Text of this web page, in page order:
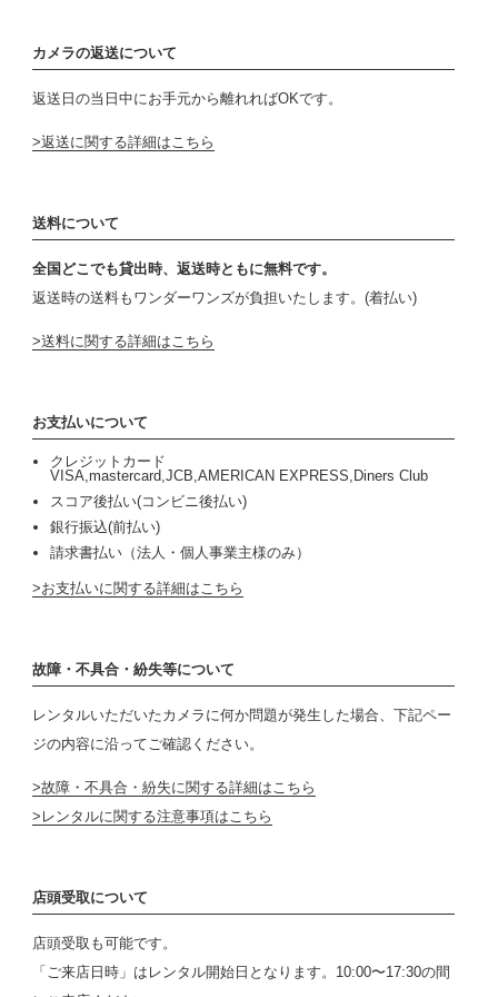
カメラの返送について
返送日の当日中にお手元から離れればOKです。
返送に関する詳細はこちら
送料について
全国どこでも貸出時、返送時ともに無料です。
返送時の送料もワンダーワンズが負担いたします。(着払い)
送料に関する詳細はこちら
お支払いについて
クレジットカード
VISA,mastercard,JCB,AMERICAN EXPRESS,Diners Club
スコア後払い(コンビニ後払い)
銀行振込(前払い)
請求書払い（法人・個人事業主様のみ）
お支払いに関する詳細はこちら
故障・不具合・紛失等について
レンタルいただいたカメラに何か問題が発生した場合、下記ペー
ジの内容に沿ってご確認ください。
故障・不具合・紛失に関する詳細はこちら
レンタルに関する注意事項はこちら
店頭受取について
店頭受取も可能です。
「ご来店日時」はレンタル開始日となります。10:00〜17:30の間